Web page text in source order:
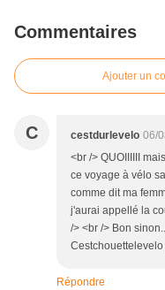
Commentaires
Ajouter un
C cestdurlevelo 06/
<br /> QUOIIIIII
ce voyage à vélo
comme dit ma
j'aurai appellé la
/> <br /> Bon
Répondre